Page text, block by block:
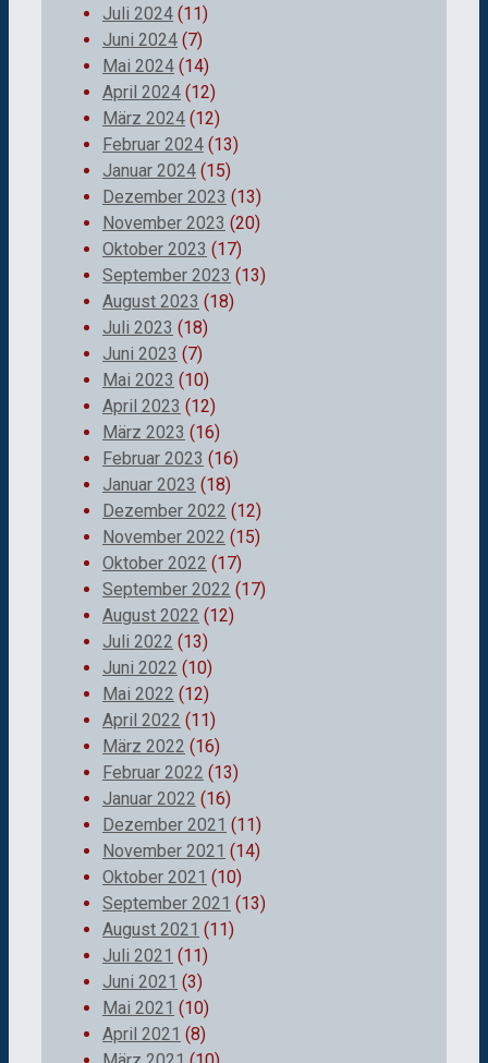
Juli 2024 (11)
Juni 2024 (7)
Mai 2024 (14)
April 2024 (12)
März 2024 (12)
Februar 2024 (13)
Januar 2024 (15)
Dezember 2023 (13)
November 2023 (20)
Oktober 2023 (17)
September 2023 (13)
August 2023 (18)
Juli 2023 (18)
Juni 2023 (7)
Mai 2023 (10)
April 2023 (12)
März 2023 (16)
Februar 2023 (16)
Januar 2023 (18)
Dezember 2022 (12)
November 2022 (15)
Oktober 2022 (17)
September 2022 (17)
August 2022 (12)
Juli 2022 (13)
Juni 2022 (10)
Mai 2022 (12)
April 2022 (11)
März 2022 (16)
Februar 2022 (13)
Januar 2022 (16)
Dezember 2021 (11)
November 2021 (14)
Oktober 2021 (10)
September 2021 (13)
August 2021 (11)
Juli 2021 (11)
Juni 2021 (3)
Mai 2021 (10)
April 2021 (8)